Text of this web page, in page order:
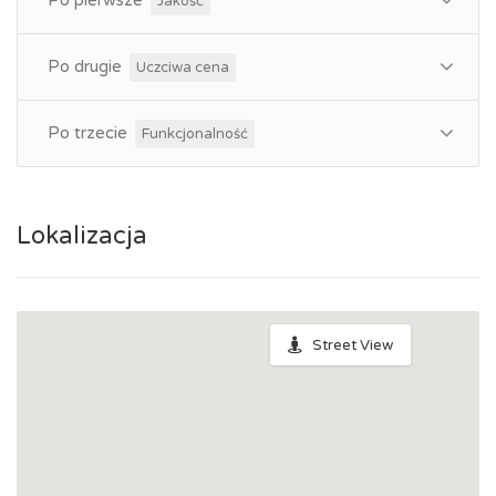
Po drugie Uczciwa cena
Po trzecie Funkcjonalność
Lokalizacja
Street View